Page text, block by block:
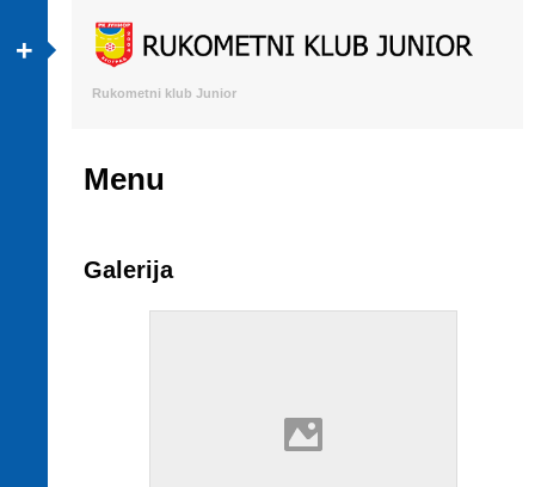
+
Rukometni klub Junior
Menu
Galerija